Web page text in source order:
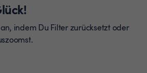
indem Du Filter zurücksetzt oder